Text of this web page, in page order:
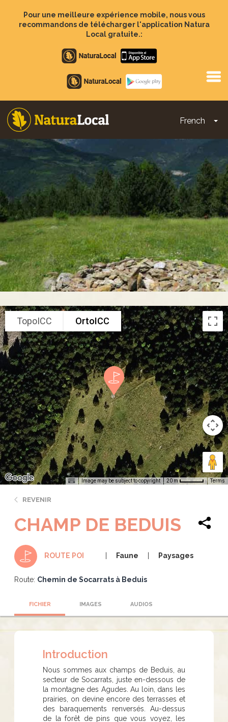
contenu
Pour une meilleure expérience mobile, nous vous
recommandons de télécharger l'application Natura
Local gratuite.:
Apple
store
Google
Play
French
Main
navigation
TopoICC OrtoICC
Image may be subject to copyright 20 m Terms
REVENIR
CHAMP DE BEDUIS
ROUTE POI Faune Paysages
Route: Chemin de Socarrats à Beduis
FICHIER IMAGES AUDIOS
Introduction
Nous sommes aux champs de Beduis, au
secteur de Socarrats, juste en-dessous de
la montagne des Agudes. Au loin, dans les
prairies, on devine encore des terrasses et
des baraquements renversés. Au-dessus
de la forêt de pins que vous voyez, les